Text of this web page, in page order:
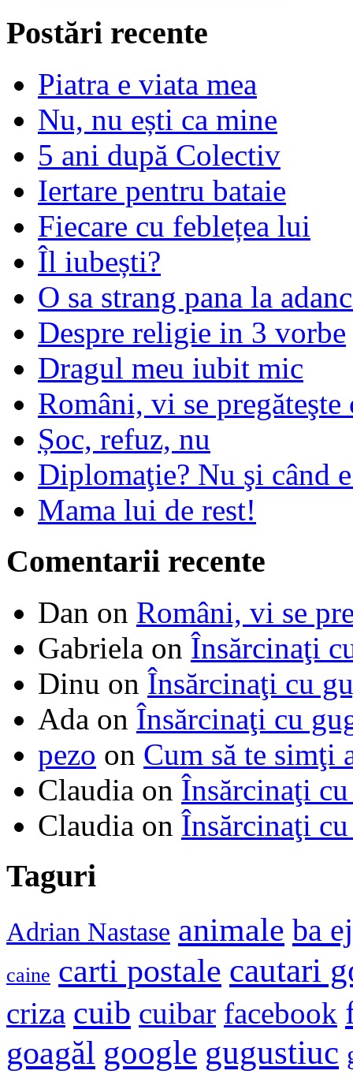
Postări recente
Piatra e viata mea
Nu, nu ești ca mine
5 ani după Colectiv
Iertare pentru bataie
Fiecare cu feblețea lui
Îl iubești?
O sa strang pana la
Despre religie in 3 vorbe
Dragul meu iubit mic
Români, vi se pregăteşte
Șoc, refuz, nu
Diplomaţie? Nu şi când
Mama lui de rest!
Comentarii recente
Dan on Români, vi se
Gabriela on Însărcinaţi
Dinu on Însărcinaţi cu
Ada on Însărcinaţi cu
pezo on Cum să te simţi
Claudia on Însărcinaţi
Claudia on Însărcinaţi
Taguri
Adrian Nastase animale ba
caine carti postale cautari
criza cuib cuibar facebook
goagăl google gugustiuc